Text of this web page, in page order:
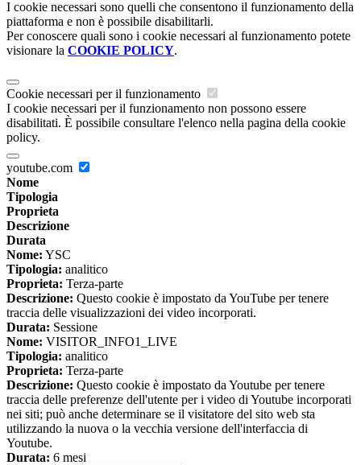
I cookie necessari sono quelli che consentono il funzionamento della
piattaforma e non è possibile disabilitarli.
Per conoscere quali sono i cookie necessari al funzionamento potete
visionare la COOKIE POLICY.
Cookie necessari per il funzionamento
I cookie necessari per il funzionamento non possono essere
disabilitati. È possibile consultare l'elenco nella pagina della cookie
policy.
youtube.com
Nome
Tipologia
Proprieta
Descrizione
Durata
Nome: YSC
Tipologia: analitico
Proprieta: Terza-parte
Descrizione: Questo cookie è impostato da YouTube per tenere
traccia delle visualizzazioni dei video incorporati.
Durata: Sessione
Nome: VISITOR_INFO1_LIVE
Tipologia: analitico
Proprieta: Terza-parte
Descrizione: Questo cookie è impostato da Youtube per tenere
traccia delle preferenze dell'utente per i video di Youtube incorporati
nei siti; può anche determinare se il visitatore del sito web sta
utilizzando la nuova o la vecchia versione dell'interfaccia di
Youtube.
Durata: 6 mesi